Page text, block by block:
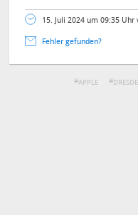
15. Juli 2024 um 09:35 Uhr
Fehler gefunden?
APPLE